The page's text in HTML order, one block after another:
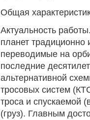
Общая
Актуальность
планет традиционно
переводимые на
последние
альтернативной
тросовых систем
троса и спускаемой
(груз). Главным